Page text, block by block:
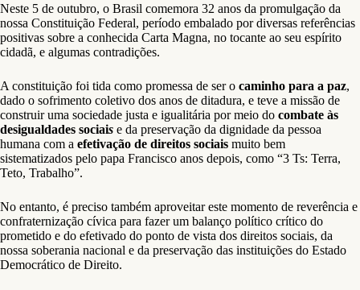
Neste 5 de outubro, o Brasil comemora 32 anos da promulgação da
nossa Constituição Federal, período embalado por diversas referências
positivas sobre a conhecida Carta Magna, no tocante ao seu espírito
cidadã, e algumas contradições.
A constituição foi tida como promessa de ser o caminho para a paz,
dado o sofrimento coletivo dos anos de ditadura, e teve a missão de
construir uma sociedade justa e igualitária por meio do combate às
desigualdades sociais e da preservação da dignidade da pessoa
humana com a efetivação de direitos sociais muito bem
sistematizados pelo papa Francisco anos depois, como “3 Ts: Terra,
Teto, Trabalho”.
No entanto, é preciso também aproveitar este momento de reverência e
confraternização cívica para fazer um balanço político crítico do
prometido e do efetivado do ponto de vista dos direitos sociais, da
nossa soberania nacional e da preservação das instituições do Estado
Democrático de Direito.